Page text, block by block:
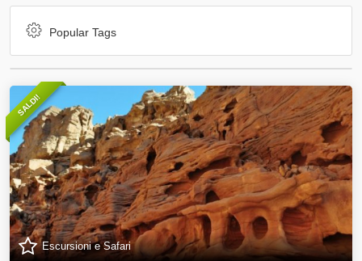
Popular Tags
SALDI!
Escursioni e Safari